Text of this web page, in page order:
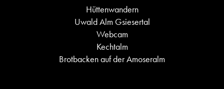
Hüttenwandern
Uwald Alm Gsiesertal
Webcam
Kechtalm
Brotbacken auf der Amoseralm